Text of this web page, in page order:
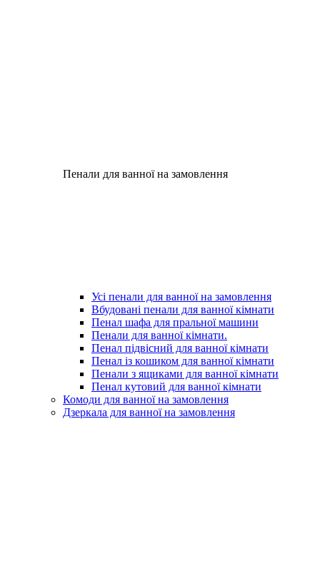
Пенали для ванної на замовлення
Усі пенали для ванної на замовлення
Вбудовані пенали для ванної кімнати
Пенал шафа для пральної машини
Пенали для ванної кімнати.
Пенал підвісний для ванної кімнати
Пенал із кошиком для ванної кімнати
Пенали з ящиками для ванної кімнати
Пенал кутовий для ванної кімнати
Комоди для ванної на замовлення
Дзеркала для ванної на замовлення